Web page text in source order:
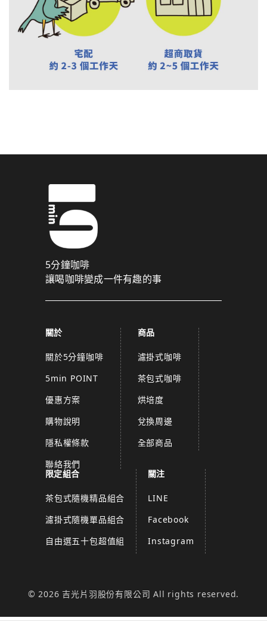
5分鐘咖啡
讓喝咖啡變成一件有趣的事
關於
關於5分鐘咖啡
5min POINT
優惠方案
購物說明
隱私權條款
聯絡我們
商品
濾掛式咖啡
茶包式咖啡
烘培度
兌換周邊
全部商品
限定組合
茶包式隨機精品組合
濾掛式隨機單品組合
自由選五十包超值組
關注
LINE
Facebook
Instagram
© 2026 吉光片羽股份有限公司 All rights reserved.